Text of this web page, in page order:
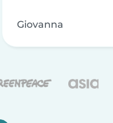
Giovanna